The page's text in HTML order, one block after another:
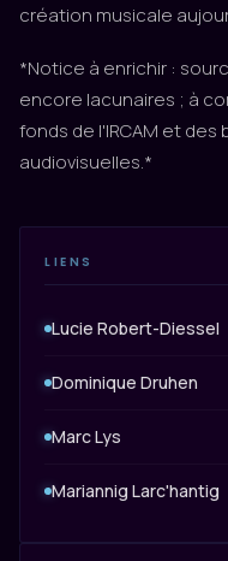
création musicale
*Notice à enrichir :
encore lacunaires ; à
fonds de l'IRCAM et
audiovisuelles.*
LIENS
Lucie Robert-Diessel
Dominique Druhen
Marc Lys
Mariannig Larc'hantig